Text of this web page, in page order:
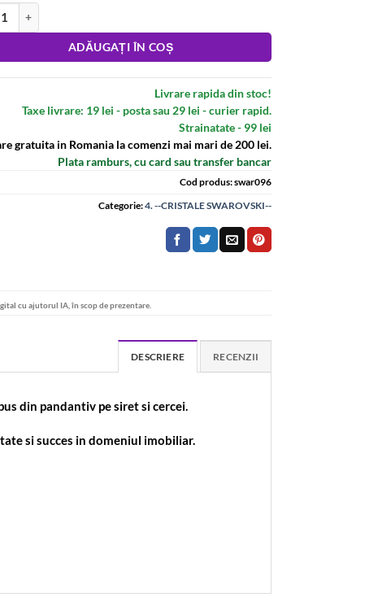
ADĂUGAȚI ÎN COȘ
Livrare rapida din stoc!
Taxe livrare: 19 lei - posta sau 29 lei - curier rapid.
Strainatate - 99 lei
gratuita in Romania la comenzi mai mari de 200 lei.
Plata ramburs, cu card sau transfer bancar
Cod produs:swar096
Categorie:4. --CRISTALE SWAROVSKI--
cu ajutorul IA, în scop de prezentare.
DESCRIERE RECENZII
din pandantiv pe siret si cercei.
si succes in domeniul imobiliar.